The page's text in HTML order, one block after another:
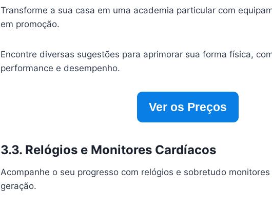
Transforme a sua casa em uma academia particular com
em promoção.
Encontre diversas sugestões para aprimorar sua forma física,
performance e desempenho.
Ver os Preços
3.3. Relógios e Monitores Cardíacos
Acompanhe o seu progresso com relógios e sobretudo
geração.